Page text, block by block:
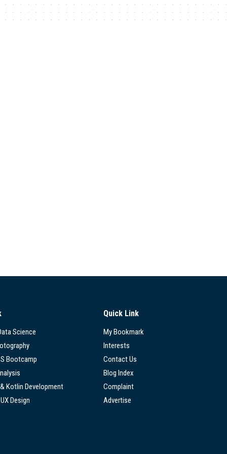
Science
Bootcamp
Kotlin Development
Design
Quick Link
My Bookmark
Interests
Contact Us
Blog Index
Complaint
Advertise